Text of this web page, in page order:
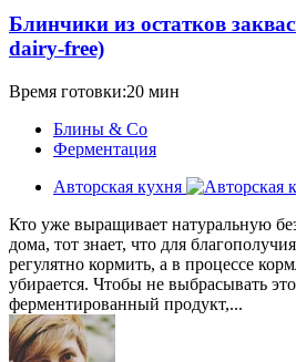
Блинчики из остатков
dairy-free)
Время готовки:20 мин
Блины & Co
Ферментация
Авторская кухня
Кто уже выращивает натуральную
дома, тот знает, что для
регулятно кормить, а в процессе
убирается. Чтобы не выбрасывать
ферментированный продукт,...